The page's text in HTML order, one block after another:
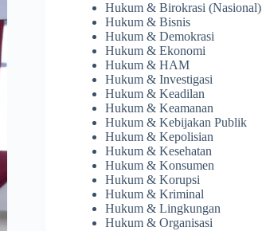
Hukum & Birokrasi (Nasional)
Hukum & Bisnis
Hukum & Demokrasi
Hukum & Ekonomi
Hukum & HAM
Hukum & Investigasi
Hukum & Keadilan
Hukum & Keamanan
Hukum & Kebijakan Publik
Hukum & Kepolisian
Hukum & Kesehatan
Hukum & Konsumen
Hukum & Korupsi
Hukum & Kriminal
Hukum & Lingkungan
Hukum & Organisasi